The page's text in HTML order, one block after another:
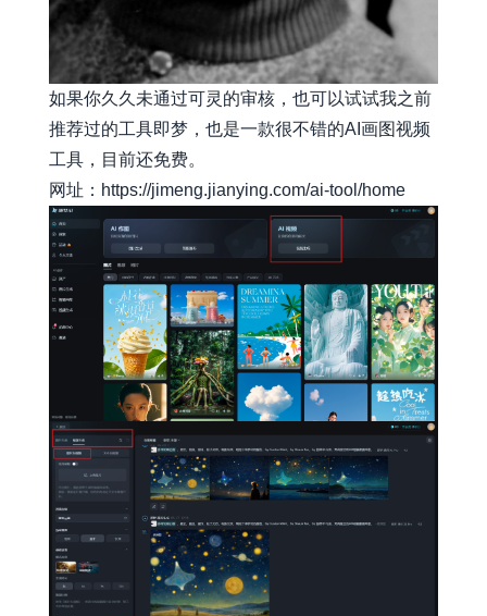
如果你久久未通过可灵的审核，也可以试试我之前
推荐过的工具即梦，也是一款很不错的AI画图视频
工具，目前还免费。
网址： https://jimeng.jianying.com/ai-tool/home